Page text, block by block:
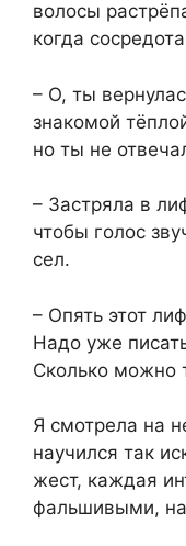
волосы
когда
– О, ты
знакомой
но ты не
– Застряла в
чтобы голос
сел.
– Опять этот
Надо уже
Сколько можно
Я смотрела на
научился так
жест, каждая
фальшивыми,